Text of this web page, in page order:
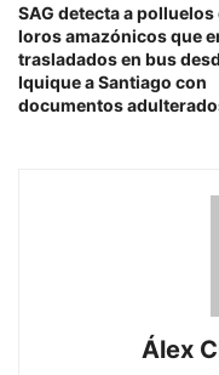
SAG detecta a polluelos
loros amazónicos que
trasladados en bus
Iquique a Santiago con
documentos
Álex